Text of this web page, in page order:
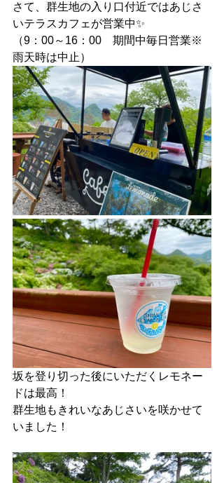
さて、群生地の入り口付近ではあじさ
いテラスカフェが営業中✨
（9：00～16：00　期間中毎日営業※
雨天時は中止）
坂を登り切った後にいただくレモネー
ドは最高！
群生地もきれいなあじさいを咲かせて
いました！